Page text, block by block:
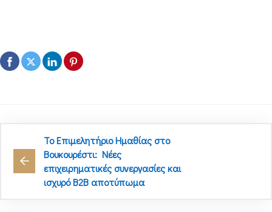
Το Επιμελητήριο Ημαθίας στο
Βουκουρέστι: Νέες
επιχειρηματικές συνεργασίες και
ισχυρό B2B αποτύπωμα